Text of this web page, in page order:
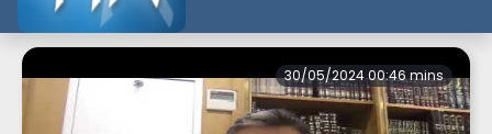
30/05/2024 00:46 mins